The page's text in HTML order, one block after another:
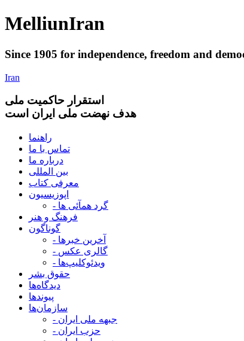
MelliunIran
Since 1905 for independence, freedom and
Iran
استقرار حاکميت ملی
هدف نهضت ملی ایران است
راهنما
تماس با ما
درباره ما
بین المللی
معرفی کتاب
اپوزیسیون
- گرد همآئی ها
فرهنگ و هنر
گوناگون
- آخرین خبرها
- گالری عکس
- ویدئوکلیپ‌ها
حقوق بشر
دیدگاه‌ها
پیوندها
سازمان‌ها
- جبهه ملی ایران
- حزب ایران